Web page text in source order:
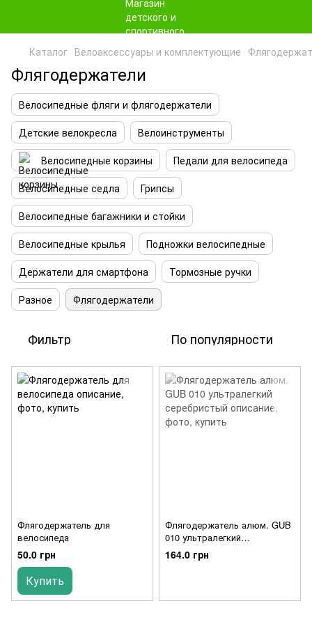
Каталог Велоаксессуары и комплектующие
Флягодержатели
Велосипедные фляги и флягодержатели
Детские велокресла
Велоинструменты
Велосипедные корзины
Педали для велосипеда
Велосипедные седла
Грипсы
Велосипедные багажники и стойки
Велосипедные крылья
Подножки велосипедные
Держатели для смартфона
Тормозные ручки
Разное
Флягодержатели
Фильтр По популярности
Флягодержатель для
велосипеда
50.0 грн
Купить
Флягодержатель алюм. GUB
010 ультралегкий
серебристый
164.0 грн